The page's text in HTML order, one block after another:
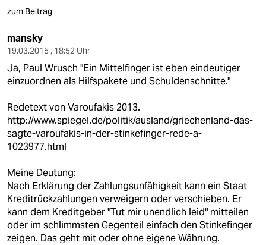
zum Beitrag
mansky
19.03.2015 , 18:52 Uhr
Ja, Paul Wrusch "Ein Mittelfinger ist eben eindeutiger
einzuordnen als Hilfspakete und Schuldenschnitte."
Redetext von Varoufakis 2013.
http://www.spiegel.de/politik/ausland/griechenland-das-
sagte-varoufakis-in-der-stinkefinger-rede-a-
1023977.html
Meine Deutung:
Nach Erklärung der Zahlungsunfähigkeit kann ein Staat
Kreditrückzahlungen verweigern oder verschieben. Er
kann dem Kreditgeber "Tut mir unendlich leid" mitteilen
oder im schlimmsten Gegenteil einfach den Stinkefinger
zeigen. Das geht mit oder ohne eigene Währung.